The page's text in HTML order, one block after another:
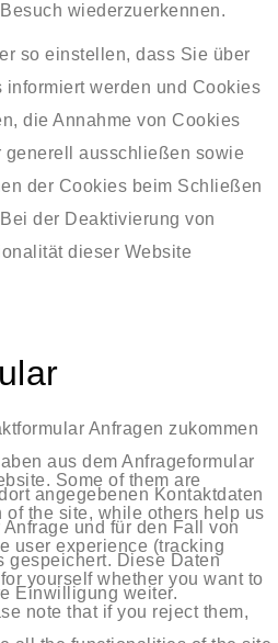
wiederzuerkennen.
so einstellen, dass Sie über
werden und Cookies
die Annahme von Cookies
generell ausschließen sowie
der Cookies beim Schließen
der Deaktivierung von
dieser Website
Anfragen zukommen
aus dem Anfrageformular
angegebenen Kontaktdaten
und für den Fall von
gespeichert. Diese Daten
Einwilligung weiter.
Some of them are
the site, while others help us
user experience (tracking
yourself whether you want to
note that if you reject them,